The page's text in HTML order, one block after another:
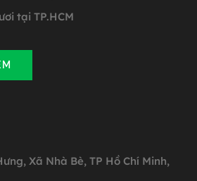
tại TP.HCM
Xã Nhà Bè, TP Hồ Chí Minh,